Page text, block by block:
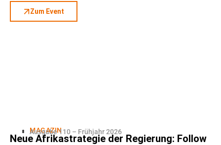
Zum Event
MAGAZIN
Ausgabe 110 – Frühjahr 2026
Neue Afrikastrategie der Regierung: Follow